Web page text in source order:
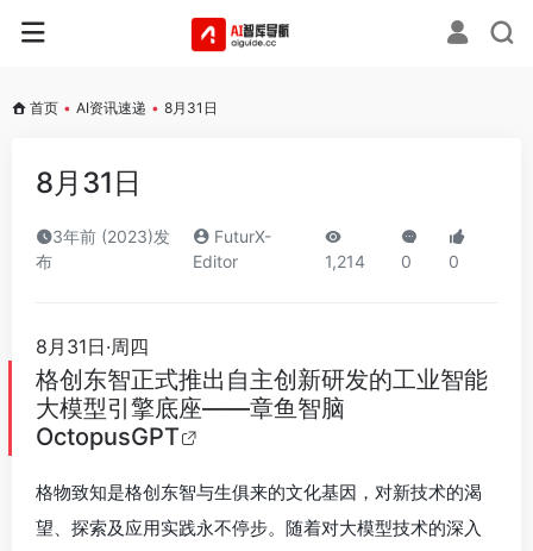
首页 • AI资讯速递 • 8月31日
8月31日
3年前 (2023)发
布
FuturX-
Editor
1,214 0 0
8月31日·周四
格创东智正式推出自主创新研发的工业智能
大模型引擎底座——章鱼智脑
OctopusGPT
格物致知是格创东智与生俱来的文化基因，对新技术的渴
望、探索及应用实践永不停步。随着对大模型技术的深入